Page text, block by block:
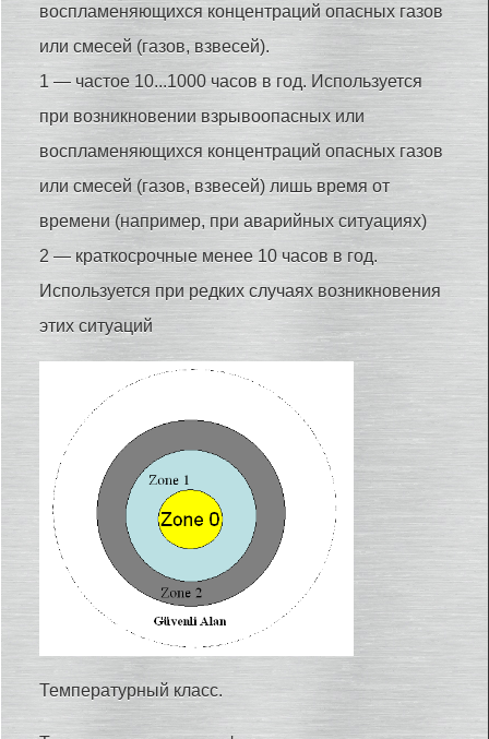
воспламеняющихся концентраций опасных газов
или смесей (газов, взвесей).
1 — частое 10...1000 часов в год. Используется
при возникновении взрывоопасных или
воспламеняющихся концентраций опасных газов
или смесей (газов, взвесей) лишь время от
времени (например, при аварийных ситуациях)
2 — краткосрочные менее 10 часов в год.
Используется при редких случаях возникновения
этих ситуаций
Температурный класс.